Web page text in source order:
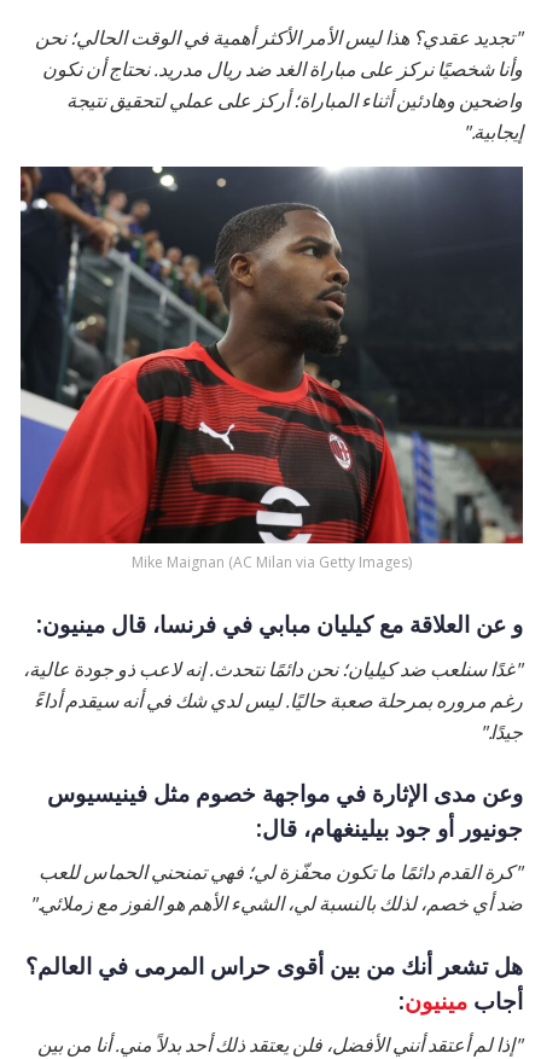
"تجديد عقدي؟ هذا ليس الأمر الأكثر أهمية في الوقت الحالي؛ نحن
وأنا شخصيًا نركز على مباراة الغد ضد ريال مدريد. نحتاج أن نكون
واضحين وهادئين أثناء المباراة؛ أركز على عملي لتحقيق نتيجة
إيجابية."
Mike Maignan (AC Milan via Getty Images)
و عن العلاقة مع كيليان مبابي في فرنسا، قال مينيون:
"غدًا سنلعب ضد كيليان؛ نحن دائمًا نتحدث. إنه لاعب ذو جودة عالية،
رغم مروره بمرحلة صعبة حاليًا. ليس لدي شك في أنه سيقدم أداءً
جيدًا."
وعن مدى الإثارة في مواجهة خصوم مثل فينيسيوس
جونيور أو جود بيلينغهام، قال:
"كرة القدم دائمًا ما تكون محفّزة لي؛ فهي تمنحني الحماس للعب
ضد أي خصم، لذلك بالنسبة لي، الشيء الأهم هو الفوز مع زملائي."
هل تشعر أنك من بين أقوى حراس المرمى في العالم؟
أجاب مينيون:
"إذا لم أعتقد أنني الأفضل، فلن يعتقد ذلك أحد بدلاً مني. أنا من بين